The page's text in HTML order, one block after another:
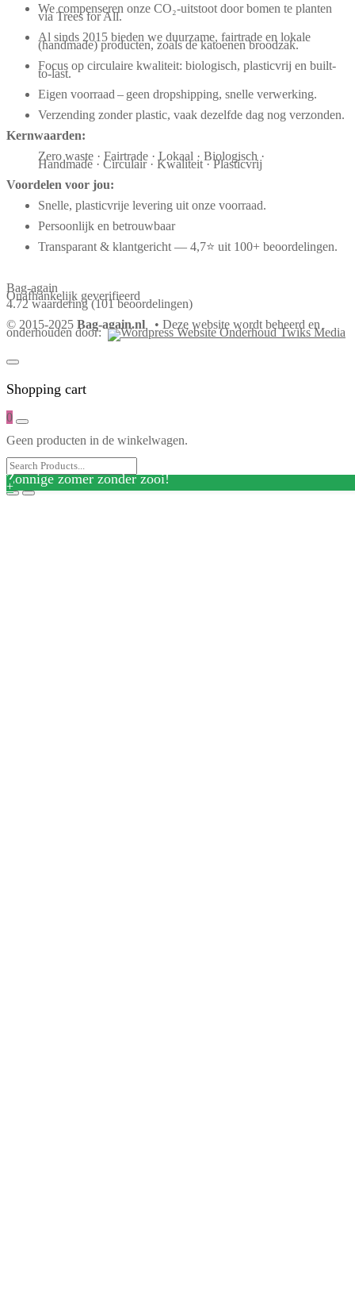
We compenseren onze CO₂-uitstoot door bomen te planten
via Trees for All.
Al sinds 2015 bieden we duurzame, fairtrade en lokale
(handmade) producten, zoals de katoenen broodzak.
Focus op circulaire kwaliteit: biologisch, plasticvrij en built-
to-last.
Eigen voorraad – geen dropshipping, snelle verwerking.
Verzending zonder plastic, vaak dezelfde dag nog verzonden.
Kernwaarden:
Zero waste · Fairtrade · Lokaal · Biologisch ·
Handmade · Circulair · Kwaliteit · Plasticvrij
Voordelen voor jou:
Snelle, plasticvrije levering uit onze voorraad.
Persoonlijk en betrouwbaar
Transparant & klantgericht — 4,7⭐ uit 100+ beoordelingen.
Bag-again
Onafhankelijk geverifieerd
4.72 waardering (101 beoordelingen)
© 2015-2025 Bag-again.nl • Deze website wordt beheerd en
onderhouden door:
Shopping cart
0
Geen producten in de winkelwagen.
Zonnige zomer zonder zooi!
+